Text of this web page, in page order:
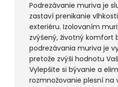
Podrezávanie muriva je
zastaví prenikanie
exteriéru. Izolovaním
zvýšený, životný komfort
podrezávania muriva je
pretože zvýši hodnotu
Vylepšite si bývanie a
rozmnožovanie plesní na